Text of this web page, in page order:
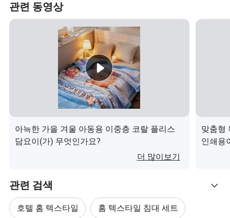
정전기 방지, 방진, 치료용, 자기, 내연성, 항균, 무호흡
방지, 당김 방지, 휴대용, 착용식, 접은 상태, 음악, 지속
가능, LLIN, 일회용, 밀링 방지, 메모리, 무독성, 팽창식,
탈이비트 방지, 일회용, 마사지, 스피커, 안티 스노어,
냉각, 살충제 치료
성 론
상
크
맞춤형, 던지기, 트윈, 퀸, 킹
관련 동영상
아늑한 가을 겨울 아동용 이중층 코랄 플리스
담요이(가) 무엇인가요?
더 많이보기
맞춤형
인쇄용
관련 검색
호텔 홈 텍스타일 홈 텍스타일 침대 세트